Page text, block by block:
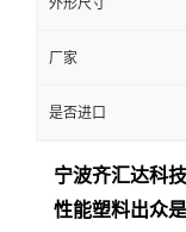
外形尺寸
厂家
是否进口
宁波齐汇达科
性能塑料出众是